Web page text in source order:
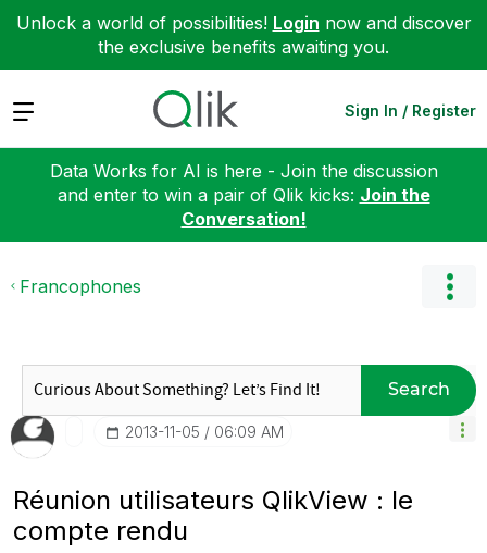
Unlock a world of possibilities! Login now and discover
the exclusive benefits awaiting you.
Expand Sign In / Register
Data Works for AI is here - Join the discussion
and enter to win a pair of Qlik kicks: Join the
Conversation!
Francophones
Search
‎2013-11-05 06:09 AM
Réunion utilisateurs QlikView : le
compte rendu